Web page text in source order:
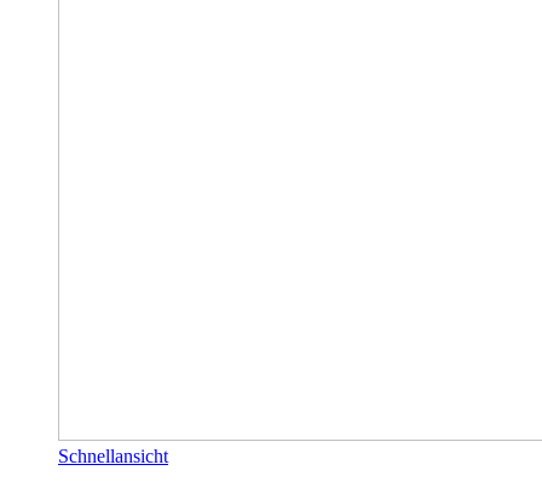
Schnellansicht